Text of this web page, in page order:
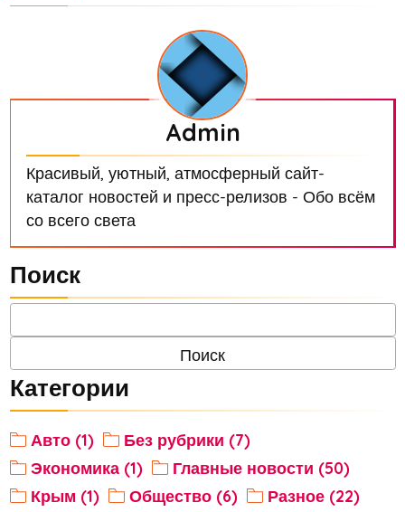
Admin
Красивый, уютный, атмосферный сайт-
каталог новостей и пресс-релизов - Обо всём
со всего света
Поиск
Категории
Авто (1)
Без рубрики (7)
Экономика (1)
Главные новости (50)
Крым (1)
Общество (6)
Разное (22)